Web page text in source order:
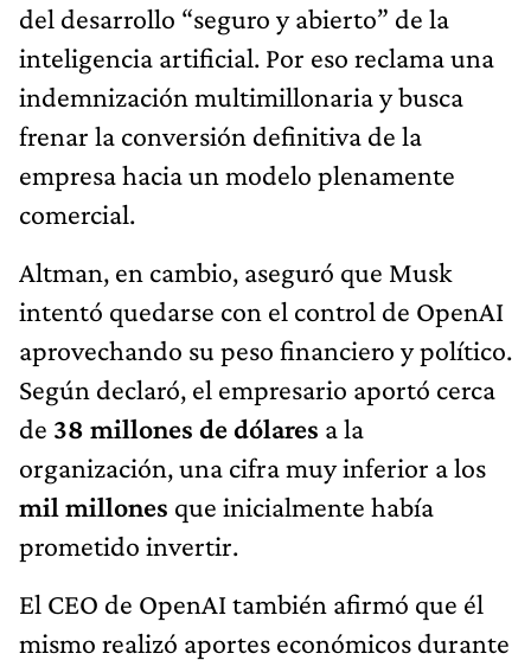
del desarrollo “seguro y abierto” de la
inteligencia artificial. Por eso reclama una
indemnización multimillonaria y busca
frenar la conversión definitiva de la
empresa hacia un modelo plenamente
comercial.
Altman, en cambio, aseguró que Musk
intentó quedarse con el control de OpenAI
aprovechando su peso financiero y político.
Según declaró, el empresario aportó cerca
de 38 millones de dólares a la
organización, una cifra muy inferior a los
mil millones que inicialmente había
prometido invertir.
El CEO de OpenAI también afirmó que él
mismo realizó aportes económicos durante